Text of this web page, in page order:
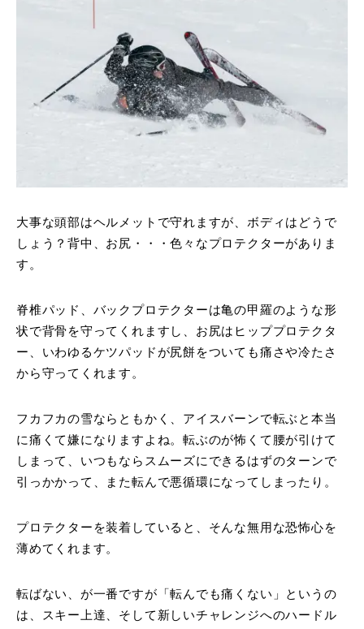
大事な頭部はヘルメットで守れますが、ボディはどうで
しょう？背中、お尻・・・色々なプロテクターがありま
す。
脊椎パッド、バックプロテクターは亀の甲羅のような形
状で背骨を守ってくれますし、お尻はヒッププロテクタ
ー、いわゆるケツパッドが尻餅をついても痛さや冷たさ
から守ってくれます。
フカフカの雪ならともかく、アイスバーンで転ぶと本当
に痛くて嫌になりますよね。転ぶのが怖くて腰が引けて
しまって、いつもならスムーズにできるはずのターンで
引っかかって、また転んで悪循環になってしまったり。
プロテクターを装着していると、そんな無用な恐怖心を
薄めてくれます。
転ばない、が一番ですが「転んでも痛くない」というの
は、スキー上達、そして新しいチャレンジへのハードル